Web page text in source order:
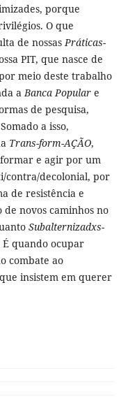
porque
O que
de nossasPráticas-
PIT, que nasce de
meio deste trabalho
aBanca Populare
de pesquisa,
Somado a isso,
Trans-form-AÇÃO,
e agir por um
contra/decolonial, por
de resistência e
novos caminhos no
Subalternizadxs-
É quando ocupar
combate ao
insistem em querer